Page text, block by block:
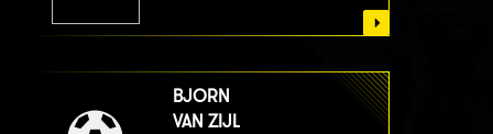
BJORN
VAN ZIJL